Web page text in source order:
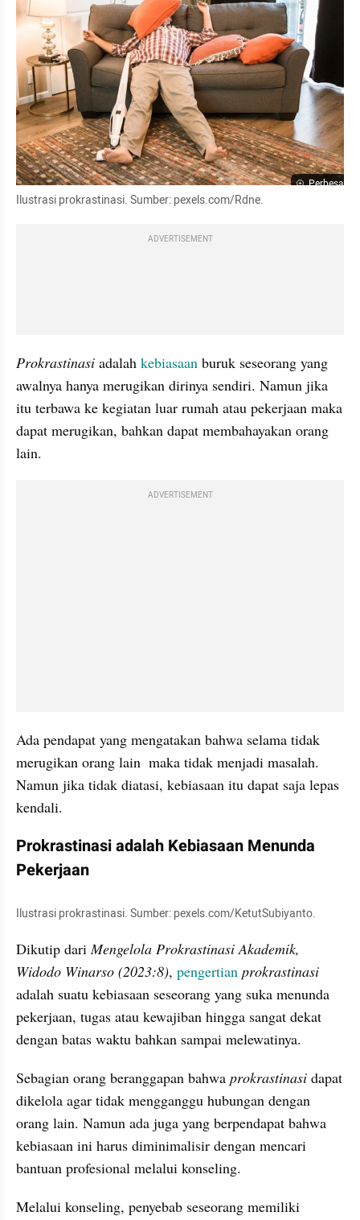
Perbesar
Ilustrasi prokrastinasi. Sumber: pexels.com/Rdne.
ADVERTISEMENT
Prokrastinasi adalah kebiasaan buruk seseorang yang
awalnya hanya merugikan dirinya sendiri. Namun jika
itu terbawa ke kegiatan luar rumah atau pekerjaan maka
dapat merugikan, bahkan dapat membahayakan orang
lain.
ADVERTISEMENT
Ada pendapat yang mengatakan bahwa selama tidak
merugikan orang lain  maka tidak menjadi masalah.
Namun jika tidak diatasi, kebiasaan itu dapat saja lepas
kendali.
Prokrastinasi adalah Kebiasaan Menunda
Pekerjaan
Ilustrasi prokrastinasi. Sumber: pexels.com/KetutSubiyanto.
Dikutip dari Mengelola Prokrastinasi Akademik,
Widodo Winarso (2023:8), pengertian
adalah suatu kebiasaan seseorang yang suka menunda
pekerjaan, tugas atau kewajiban hingga sangat dekat
dengan batas waktu bahkan sampai melewatinya.
Sebagian orang beranggapan bahwa prokrastinasi dapat
dikelola agar tidak mengganggu hubungan dengan
orang lain. Namun ada juga yang berpendapat bahwa
kebiasaan ini harus diminimalisir dengan mencari
bantuan profesional melalui konseling.
Melalui konseling, penyebab seseorang memiliki